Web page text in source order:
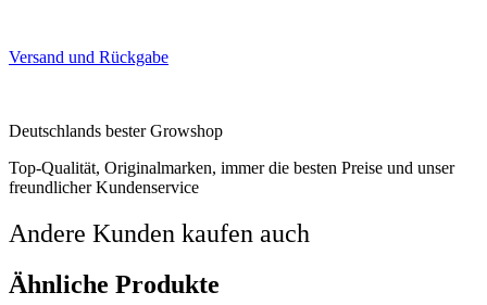
Versand und Rückgabe
Deutschlands bester Growshop
Top-Qualität, Originalmarken, immer die besten Preise und unser
freundlicher Kundenservice
Andere Kunden kaufen auch
Ähnliche Produkte